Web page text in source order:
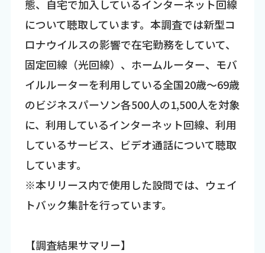
態、自宅で加入しているインターネット回線
について聴取しています。本調査では新型コ
ロナウイルスの影響で在宅勤務をしていて、
固定回線（光回線）、ホームルーター、モバ
イルルーターを利用している全国20歳～69歳
のビジネスパーソン各500人の1,500人を対象
に、利用しているインターネット回線、利用
しているサービス、ビデオ通話について聴取
しています。
※本リリース内で使用した設問では、ウェイ
トバック集計を行っています。
【調査結果サマリー】